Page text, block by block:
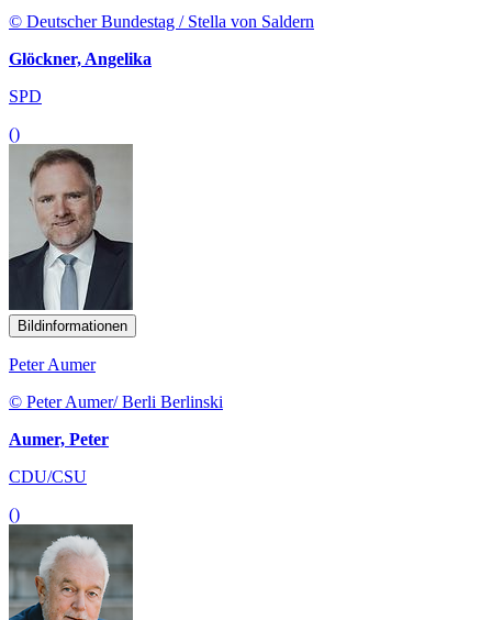
© Deutscher Bundestag / Stella von Saldern
Glöckner, Angelika
SPD
()
Bildinformationen
Peter Aumer
© Peter Aumer/ Berli Berlinski
Aumer, Peter
CDU/CSU
()